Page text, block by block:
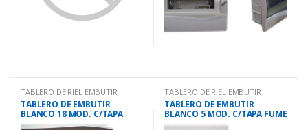
TABLERO DE RIEL EMBUTIR
TABLERO DE EMBUTIR
BLANCO 18 MOD. C/TAPA
BLANCA IP40 BR18
TABLERO DE RIEL EMBUTIR
TABLERO DE EMBUTIR
BLANCO 5 MOD. C/TAPA FUME
IP40 BR5